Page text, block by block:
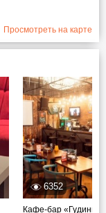
Просмотреть на карте
6352
Кафе-бар «Гудини»